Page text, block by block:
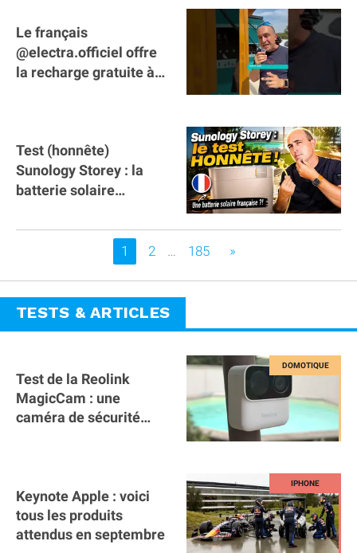
Le français
@electra.officiel offre
la recharge gratuite à
Test (honnête)
Sunology Storey : la
batterie solaire
Vous êtes sur la page
1 2 … 185 »
TESTS & ARTICLES
Test de la Reolink
MagicCam : une
caméra de sécurité
Keynote Apple : voici
tous les produits
attendus en septembre